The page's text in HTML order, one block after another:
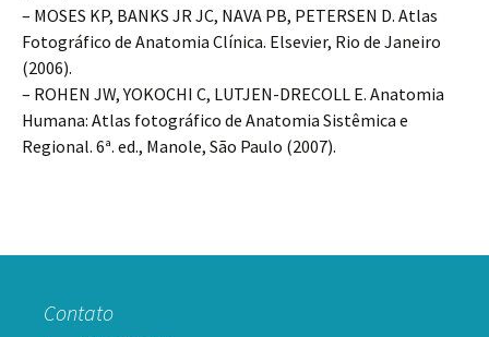
– MOSES KP, BANKS JR JC, NAVA PB, PETERSEN D. Atlas
Fotográfico de Anatomia Clínica. Elsevier, Rio de Janeiro
(2006).
– ROHEN JW, YOKOCHI C, LUTJEN-DRECOLL E. Anatomia
Humana: Atlas fotográfico de Anatomia Sistêmica e
Regional. 6ª. ed., Manole, São Paulo (2007).
Contato